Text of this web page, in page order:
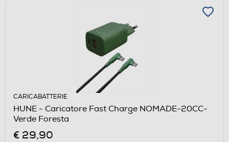
CARICABATTERIE
HUNE - Caricatore Fast Charge NOMADE-20CC-
Verde Foresta
€ 29,90